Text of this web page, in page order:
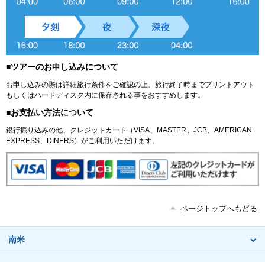
■ツアーのお申し込みについて
お申し込みの際は詳細旅行条件をご確認の上、旅行終了時までプリントアウト
もしくはハードディスク内に保存される事をおすすめします。
■お支払い方法について
銀行振り込みの他、クレジットカード（VISA、MASTER、JCB、AMERICAN
EXPRESS、DINERS）がご利用いただけます。
ページトップへもどる
南米